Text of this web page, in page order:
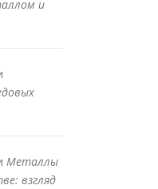
и
Металлы
взгляд